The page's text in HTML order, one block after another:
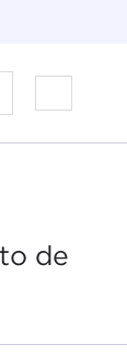
sobre Ética
Abrir el
de